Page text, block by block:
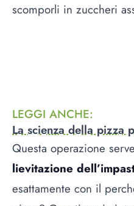
scomporli in zuccheri
LEGGI ANCHE:
La scienza della pizza
Questa operazione
lievitazione
esattamente con il